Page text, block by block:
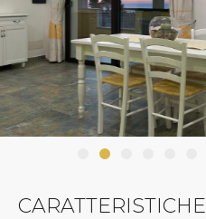
CARATTERISTICHE